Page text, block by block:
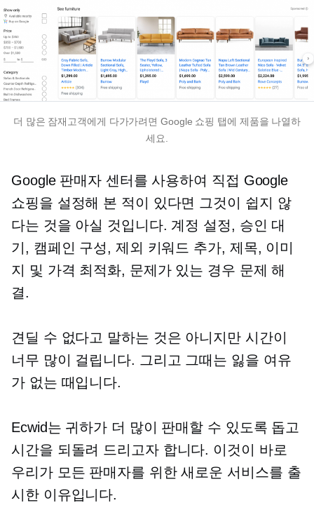
더 많은 잠재고객에게 다가가려면 Google 쇼핑 탭에 제품을 나열하
세요.
Google 판매자 센터를 사용하여 직접 Google
쇼핑을 설정해 본 적이 있다면 그것이 쉽지 않
다는 것을 아실 것입니다. 계정 설정, 승인 대
기, 캠페인 구성, 제외 키워드 추가, 제목, 이미
지 및 가격 최적화, 문제가 있는 경우 문제 해
결.
견딜 수 없다고 말하는 것은 아니지만 시간이
너무 많이 걸립니다. 그리고 그때는 잃을 여유
가 없는 때입니다.
Ecwid는 귀하가 더 많이 판매할 수 있도록 돕고
시간을 되돌려 드리고자 합니다. 이것이 바로
우리가 모든 판매자를 위한 새로운 서비스를 출
시한 이유입니다.